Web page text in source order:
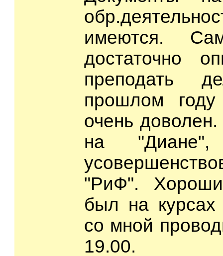
имеются.
достаточно
преподать
прошлом
очень
на
"РиФ".
был на курсах
со мной
19.00.